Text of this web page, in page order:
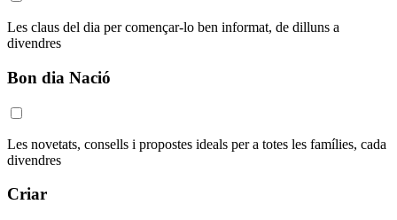
Les claus del dia per començar-lo ben informat, de dilluns a
divendres
Bon dia Nació
Les novetats, consells i propostes ideals per a totes les famílies, cada
divendres
Criar